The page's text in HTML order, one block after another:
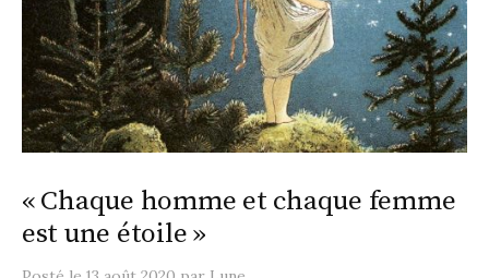
« Chaque homme et chaque femme
est une étoile »